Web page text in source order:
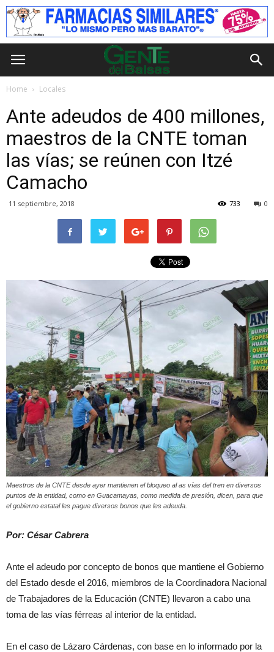
Home Locales
Ante adeudos de 400 millones,
maestros de la CNTE toman
las vías; se reúnen con Itzé
Camacho
11 septiembre, 2018 0
733
Maestros de la CNTE desde ayer mantienen el bloqueo al as vías del tren en diversos
puntos de la entidad, como en Guacamayas, como medida de presión, dicen, para que
el gobierno estatal les pague diversos bonos que les adeuda.
Por: César Cabrera
Ante el adeudo por concepto de bonos que mantiene el Gobierno
del Estado desde el 2016, miembros de la Coordinadora Nacional
de Trabajadores de la Educación (CNTE) llevaron a cabo una
toma de las vías férreas al interior de la entidad.
En el caso de Lázaro Cárdenas, con base en lo informado por la